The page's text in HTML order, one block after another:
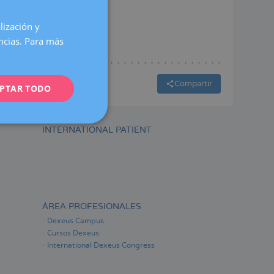
Compartir
INTERNATIONAL PATIENT
ÁREA PROFESIONALES
Dexeus Campus
Cursos Dexeus
International Dexeus Congress
CATALÀ
FRENCH
ITALIANO
y
Para más
TODO